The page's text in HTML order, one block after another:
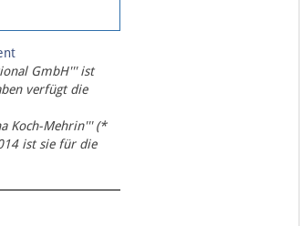
GmbH''' ist
verfügt die
Koch-Mehrin''' (*
ist sie für die